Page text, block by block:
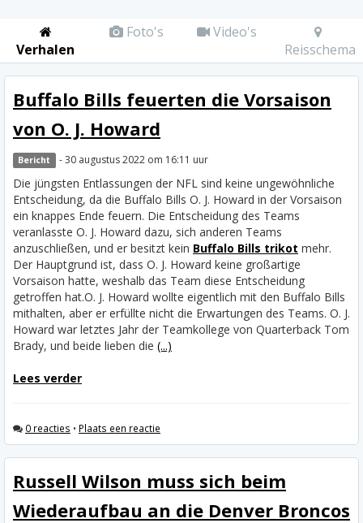
Verhalen
Foto's
Video's
Reisschema
Buffalo Bills feuerten die Vorsaison
von O. J. Howard
Bericht - 30 augustus 2022 om 16:11 uur
Die jüngsten Entlassungen der NFL sind keine ungewöhnliche
Entscheidung, da die Buffalo Bills O. J. Howard in der Vorsaison
ein knappes Ende feuern. Die Entscheidung des Teams
veranlasste O. J. Howard dazu, sich anderen Teams
anzuschließen, und er besitzt kein Buffalo Bills trikot mehr.
Der Hauptgrund ist, dass O. J. Howard keine großartige
Vorsaison hatte, weshalb das Team diese Entscheidung
getroffen hat.O. J. Howard wollte eigentlich mit den Buffalo Bills
mithalten, aber er erfüllte nicht die Erwartungen des Teams. O. J.
Howard war letztes Jahr der Teamkollege von Quarterback Tom
Brady, und beide lieben die (...)
Lees verder
0 reacties • Plaats een reactie
Russell Wilson muss sich beim
Wiederaufbau an die Denver Broncos